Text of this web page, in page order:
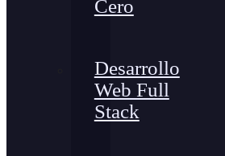
Cero
Desarrollo
Web Full
Stack